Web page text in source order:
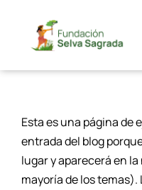
contenido
Nuestro Trabajo
Transparencia
Esta es una página de
entrada del blog
lugar y aparecerá en
mayoría de los temas).